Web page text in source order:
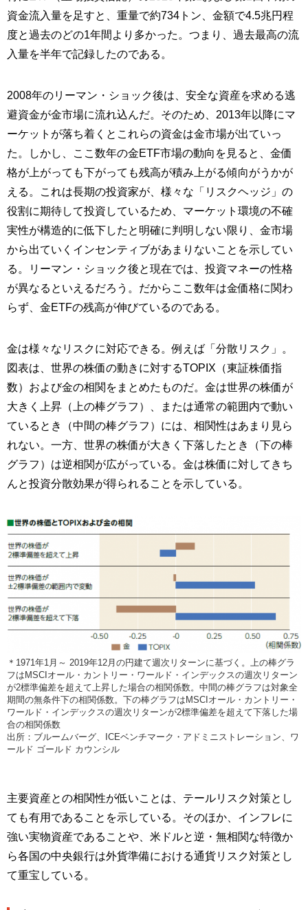
資金流入量を足すと、重量で約734トン、金額で4.5兆円程
度と過去のどの1年間より多かった。つまり、過去最高の流
入量を半年で記録したのである。
2008年のリーマン・ショック後は、安全な資産を求める逃
避資金が金市場に流れ込んだ。そのため、2013年以降にマ
ーケットが落ち着くとこれらの資金は金市場が出ていっ
た。しかし、ここ数年の金ETF市場の動向を見ると、金価
格が上がっても下がっても残高が積み上がる傾向がうかが
える。これは長期の投資家が、様々な「リスクヘッジ」の
役割に期待して投資しているため、マーケット環境の不確
実性が構造的に低下したと明確に判明しない限り、金市場
から出ていくインセンティブがあまりないことを示してい
る。リーマン・ショック後と現在では、投資マネーの性格
が異なるといえるだろう。だからここ数年は金価格に関わ
らず、金ETFの残高が伸びているのである。
金は様々なリスクに対応できる。例えば「分散リスク」。
図表は、世界の株価の動きに対するTOPIX（東証株価指
数）および金の相関をまとめたものだ。金は世界の株価が
大きく上昇（上の棒グラフ）、または通常の範囲内で動い
ているとき（中間の棒グラフ）には、相関性はあまり見ら
れない。一方、世界の株価が大きく下落したとき（下の棒
グラフ）は逆相関が広がっている。金は株価に対してきち
んと投資分散効果が得られることを示している。
＊1971年1月～ 2019年12月の円建て週次リターンに基づく。上の棒グラ
フはMSCIオール・カントリー・ワールド・インデックスの週次リターン
が2標準偏差を超えて上昇した場合の相関係数。中間の棒グラフは対象全
期間の無条件下の相関係数。下の棒グラフはMSCIオール・カントリー・
ワールド・インデックスの週次リターンが2標準偏差を超えて下落した場
合の相関係数
出所：ブルームバーグ、ICEベンチマーク・アドミニストレーション、ワ
ールド ゴールド カウンシル
主要資産との相関性が低いことは、テールリスク対策とし
ても有用であることを示している。そのほか、インフレに
強い実物資産であることや、米ドルと逆・無相関な特徴か
ら各国の中央銀行は外貨準備における通貨リスク対策とし
て重宝している。